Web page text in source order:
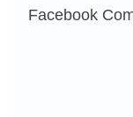
Facebook